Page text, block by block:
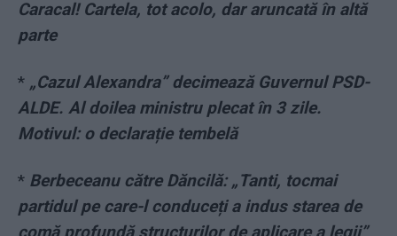
Caracal! Cartela, tot acolo, dar aruncată în altă
parte
* „Cazul Alexandra” decimează Guvernul PSD-
ALDE. Al doilea ministru plecat în 3 zile.
Motivul: o declarație tembelă
* Berbeceanu către Dăncilă: „Tanti, tocmai
partidul pe care-l conduceți a indus starea de
comă profundă structurilor de aplicare a legii”